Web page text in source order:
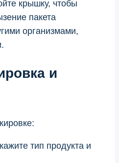
крышку, чтобы
пакета
организмами,
и
тип продукта и